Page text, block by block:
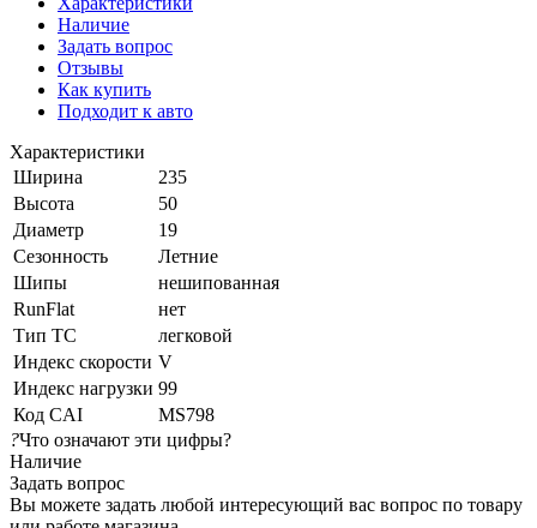
Наличие
Задать вопрос
Отзывы
Как купить
Подходит к авто
Характеристики
Ширина
235
Высота
50
Диаметр
19
Сезонность
Летние
Шипы
нешипованная
RunFlat
нет
Тип ТС
легковой
Индекс скорости V
Индекс нагрузки 99
Код CAI
MS798
?Что означают эти цифры?
Наличие
Задать вопрос
Вы можете задать любой интересующий вас вопрос по товару